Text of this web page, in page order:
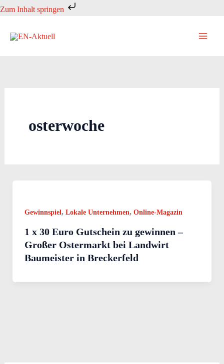
Zum Inhalt springen
Zum
springen
osterwoche
Gewinnspiel, Lokale Unternehmen, Online-Magazin
1 x 30 Euro Gutschein zu gewinnen –
Großer Ostermarkt bei Landwirt
Baumeister in Breckerfeld